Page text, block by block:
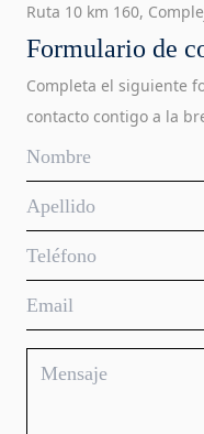
Ruta 10 km 160,
Formulario de
Completa el siguiente
contacto contigo a la